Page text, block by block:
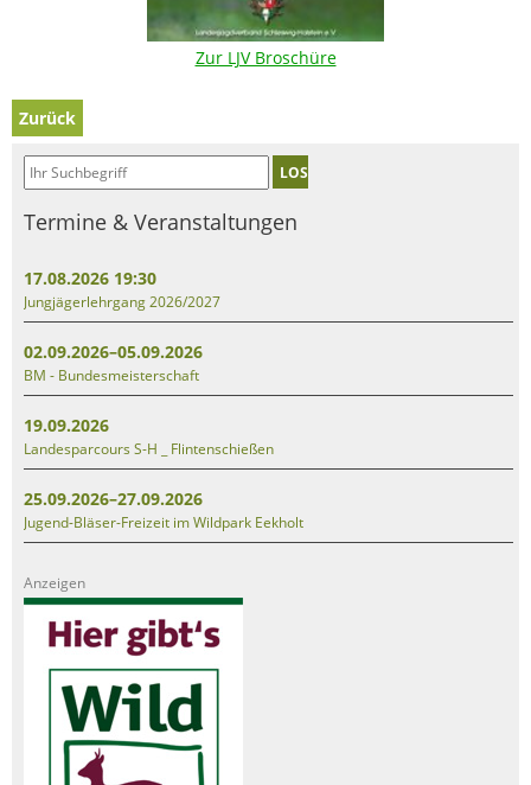
Zur LJV Broschüre
Zurück
LOS
Termine & Veranstaltungen
17.08.2026 19:30
Jungjägerlehrgang 2026/2027
02.09.2026–05.09.2026
BM - Bundesmeisterschaft
19.09.2026
Landesparcours S-H _ Flintenschießen
25.09.2026–27.09.2026
Jugend-Bläser-Freizeit im Wildpark Eekholt
Anzeigen